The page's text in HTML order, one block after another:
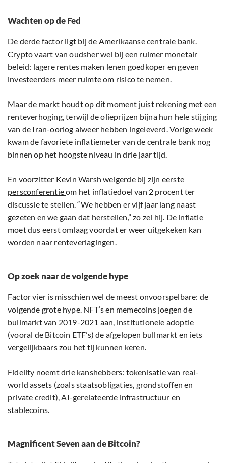
Wachten op de Fed
De derde factor ligt bij de Amerikaanse centrale bank.
Crypto vaart van oudsher wel bij een ruimer monetair
beleid: lagere rentes maken lenen goedkoper en geven
investeerders meer ruimte om risico te nemen.
Maar de markt houdt op dit moment juist rekening met een
renteverhoging, terwijl de olieprijzen bijna hun hele stijging
van de Iran-oorlog alweer hebben ingeleverd. Vorige week
kwam de favoriete inflatiemeter van de centrale bank nog
binnen op het hoogste niveau in drie jaar tijd.
En voorzitter Kevin Warsh weigerde bij zijn eerste
persconferentieom het inflatiedoel van 2 procent ter
discussie te stellen. “We hebben er vijf jaar lang naast
gezeten en we gaan dat herstellen,” zo zei hij. De inflatie
moet dus eerst omlaag voordat er weer uitgekeken kan
worden naar renteverlagingen.
Op zoek naar de volgende hype
Factor vier is misschien wel de meest onvoorspelbare: de
volgende grote hype. NFT’s en memecoins joegen de
bullmarkt van 2019-2021 aan, institutionele adoptie
(vooral de Bitcoin ETF’s) de afgelopen bullmarkt en iets
vergelijkbaars zou het tij kunnen keren.
Fidelity noemt drie kanshebbers: tokenisatie van real-
world assets (zoals staatsobligaties, grondstoffen en
private credit), AI-gerelateerde infrastructuur en
stablecoins.
Magnificent Seven aan de Bitcoin?